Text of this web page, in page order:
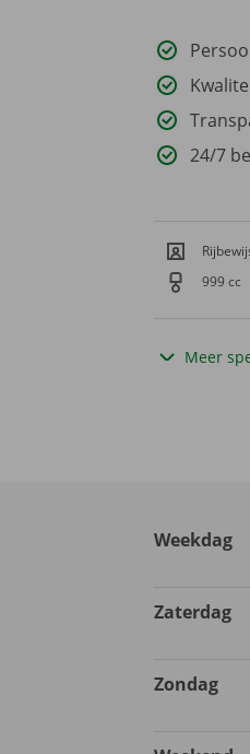
24/7
999 cc
Meer
Weekdag
Zaterdag
Zondag